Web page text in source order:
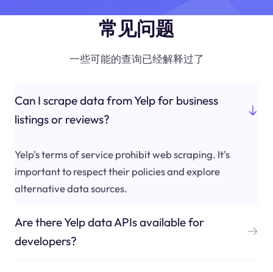
常见问题
一些可能的查询已经解释过了
Can I scrape data from Yelp for business
listings or reviews?
Yelp's terms of service prohibit web scraping. It's
important to respect their policies and explore
alternative data sources.
Are there Yelp data APIs available for
developers?